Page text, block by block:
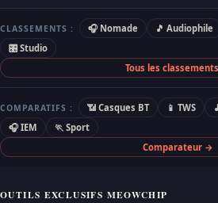
CLASSEMENTS : 🎧 Nomade 🎵 Audiophile
🎛 Studio
Tous les
COMPARATIFS : 📶 Casques BT 📱 TWS
🎧 IEM
🏃 Sport
Comparateur →
OUTILS EXCLUSIFS MEOWCHIP